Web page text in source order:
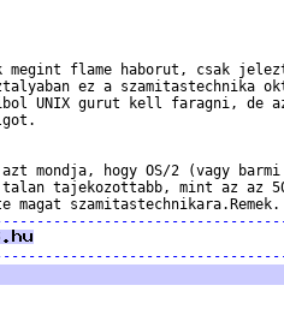
megint flame haborut, csak
ez a szamitastechnika
UNIX gurut kell faragni, de
mondja, hogy OS/2 (vagy
tajekozottabb, mint az az